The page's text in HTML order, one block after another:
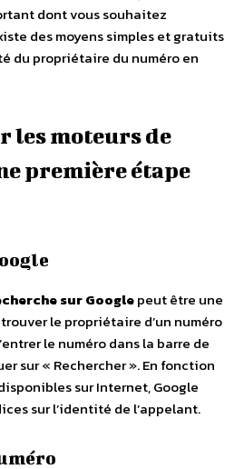
dont vous souhaitez
des moyens simples et gratuits
du propriétaire du numéro en
les moteurs de
première étape
sur Googlepeut être une
le propriétaire d’un numéro
le numéro dans la barre de
sur « Rechercher ». En fonction
sur Internet, Google
sur l’identité de l’appelant.